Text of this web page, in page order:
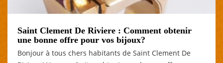
Saint Clement De Riviere : Comment obtenir
une bonne offre pour vos bijoux?
Bonjour à tous chers habitants de Saint Clement De